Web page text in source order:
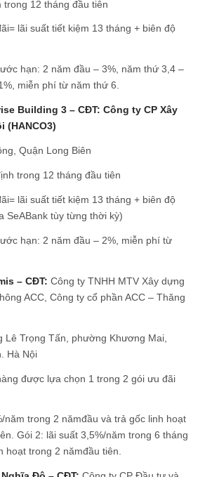
trong 12 tháng đầu tiên
lãi suất tiết kiệm 13 tháng + biên độ
hạn: 2 năm đầu – 3%, năm thứ 3,4 –
miễn phí từ năm thứ 6.
Building 3 – CĐT: Công ty CP Xây
(HANCO3)
Quận Long Biên
trong 12 tháng đầu tiên
lãi suất tiết kiệm 13 tháng + biên độ
SeABank tùy từng thời kỳ)
hạn: 2 năm đầu – 2%, miễn phí từ
– CĐT: Công ty TNHH MTV Xây dựng
ACC, Công ty cổ phần ACC – Thăng
Lê Trọng Tấn, phường Khương Mai,
Hà Nội
được lựa chọn 1 trong 2 gói ưu đãi
năm trong 2 nămđầu và trả gốc linh hoạt
Gói 2: lãi suất 3,5%/năm trong 6 tháng
hoạt trong 2 nămđầu tiên.